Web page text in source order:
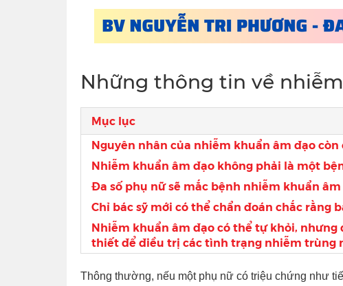
Những thông tin về
Mục lục
Nguyên nhân của nhiễm khuẩn âm đạo
Nhiễm khuẩn âm đạo không phải là một
Đa số phụ nữ sẽ mắc bệnh nhiễm khuẩn
Chỉ bác sỹ mới có thể chẩn đoán chắc rằng
Nhiễm khuẩn âm đạo có thể tự khỏi, nhưng
thiết để điều trị các tình trạng nhiễm trùng
Thông thường, nếu một phụ nữ có triệu chứng như